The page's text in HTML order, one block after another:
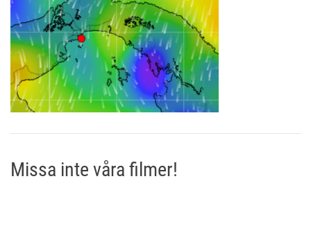
Missa inte våra filmer!